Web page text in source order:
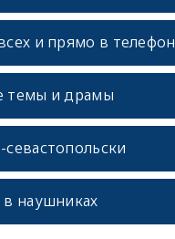
и прямо в телефон
темы и драмы
в наушниках